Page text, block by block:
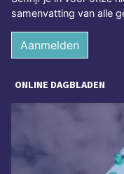
samenvatting van alle
Aanmelden
ONLINE DAGBLADEN